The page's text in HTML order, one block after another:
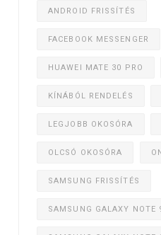
ANDROID FRISSÍTÉS
FACEBOOK MESSENGER
HUAWEI MATE 30 PRO
KÍNÁBÓL RENDELÉS
LEGJOBB OKOSÓRA
OLCSÓ OKOSÓRA
SAMSUNG FRISSÍTÉS
SAMSUNG GALAXY NOTE